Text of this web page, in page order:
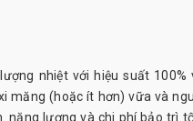
nhiệt với hiệu suất
măng (hoặc ít hơn) vữa và
lượng và chi phí bảo trì